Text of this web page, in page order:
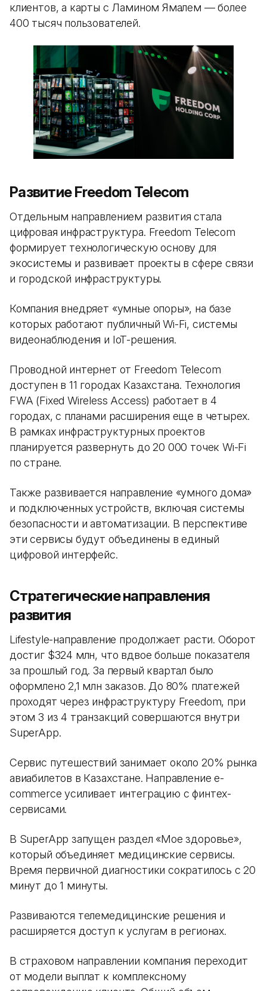
клиентов, а карты с Ламином Ямалем — более
400 тысяч пользователей.
Развитие Freedom Telecom
Отдельным направлением развития стала
цифровая инфраструктура. Freedom Telecom
формирует технологическую основу для
экосистемы и развивает проекты в сфере связи
и городской инфраструктуры.
Компания внедряет «умные опоры», на базе
которых работают публичный Wi-Fi, системы
видеонаблюдения и IoT-решения.
Проводной интернет от Freedom Telecom
доступен в 11 городах Казахстана. Технология
FWA (Fixed Wireless Access) работает в 4
городах, с планами расширения еще в четырех.
В рамках инфраструктурных проектов
планируется развернуть до 20 000 точек Wi-Fi
по стране.
Также развивается направление «умного дома»
и подключенных устройств, включая системы
безопасности и автоматизации. В перспективе
эти сервисы будут объединены в единый
цифровой интерфейс.
Стратегические направления
развития
Lifestyle-направление продолжает расти. Оборот
достиг $324 млн, что вдвое больше показателя
за прошлый год. За первый квартал было
оформлено 2,1 млн заказов. До 80% платежей
проходят через инфраструктуру Freedom, при
этом 3 из 4 транзакций совершаются внутри
SuperApp.
Сервис путешествий занимает около 20% рынка
авиабилетов в Казахстане. Направление e-
commerce усиливает интеграцию с финтех-
сервисами.
В SuperApp запущен раздел «Мое здоровье»,
который объединяет медицинские сервисы.
Время первичной диагностики сократилось с 20
минут до 1 минуты.
Развиваются телемедицинские решения и
расширяется доступ к услугам в регионах.
В страховом направлении компания переходит
от модели выплат к комплексному